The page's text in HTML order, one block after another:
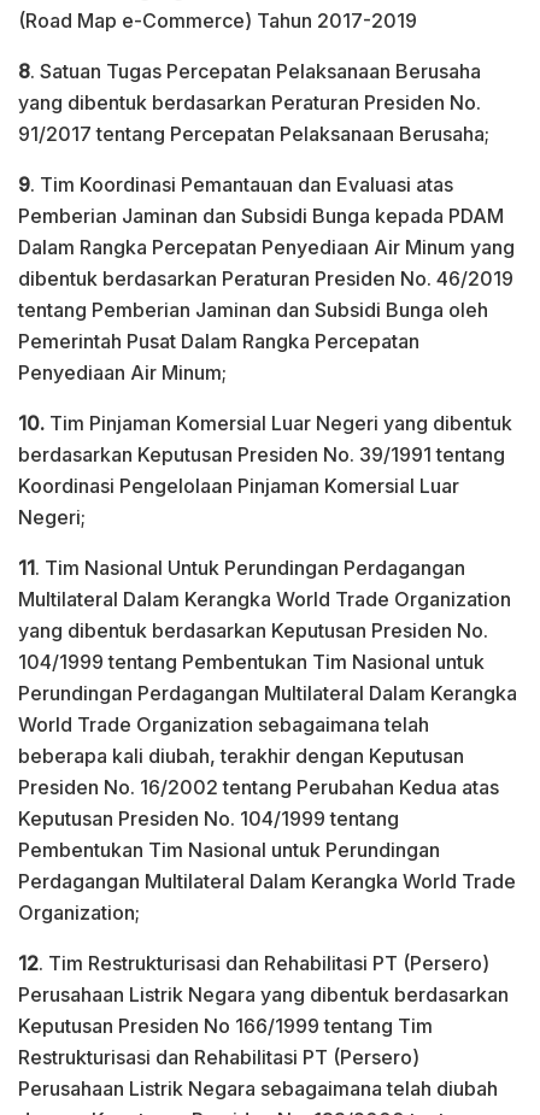
(Road Map e-Commerce) Tahun 2017-2019
8. Satuan Tugas Percepatan Pelaksanaan Berusaha
yang dibentuk berdasarkan Peraturan Presiden No.
91/2017 tentang Percepatan Pelaksanaan Berusaha;
9. Tim Koordinasi Pemantauan dan Evaluasi atas
Pemberian Jaminan dan Subsidi Bunga kepada PDAM
Dalam Rangka Percepatan Penyediaan Air Minum yang
dibentuk berdasarkan Peraturan Presiden No. 46/2019
tentang Pemberian Jaminan dan Subsidi Bunga oleh
Pemerintah Pusat Dalam Rangka Percepatan
Penyediaan Air Minum;
10. Tim Pinjaman Komersial Luar Negeri yang dibentuk
berdasarkan Keputusan Presiden No. 39/1991 tentang
Koordinasi Pengelolaan Pinjaman Komersial Luar
Negeri;
11. Tim Nasional Untuk Perundingan Perdagangan
Multilateral Dalam Kerangka World Trade Organization
yang dibentuk berdasarkan Keputusan Presiden No.
104/1999 tentang Pembentukan Tim Nasional untuk
Perundingan Perdagangan Multilateral Dalam Kerangka
World Trade Organization sebagaimana telah
beberapa kali diubah, terakhir dengan Keputusan
Presiden No. 16/2002 tentang Perubahan Kedua atas
Keputusan Presiden No. 104/1999 tentang
Pembentukan Tim Nasional untuk Perundingan
Perdagangan Multilateral Dalam Kerangka World Trade
Organization;
12. Tim Restrukturisasi dan Rehabilitasi PT (Persero)
Perusahaan Listrik Negara yang dibentuk berdasarkan
Keputusan Presiden No 166/1999 tentang Tim
Restrukturisasi dan Rehabilitasi PT (Persero)
Perusahaan Listrik Negara sebagaimana telah diubah